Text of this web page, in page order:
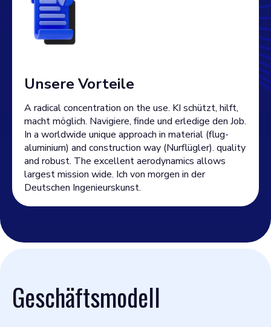
Unsere Vorteile
A radical concentration on the use. KI schützt, hilft,
macht möglich. Navigiere, finde und erledige den Job.
In a worldwide unique approach in material (flug-
aluminium) and construction way (Nurflügler). quality
and robust. The excellent aerodynamics allows
largest mission wide. Ich von morgen in der
Deutschen Ingenieurskunst.
Geschäftsmodell